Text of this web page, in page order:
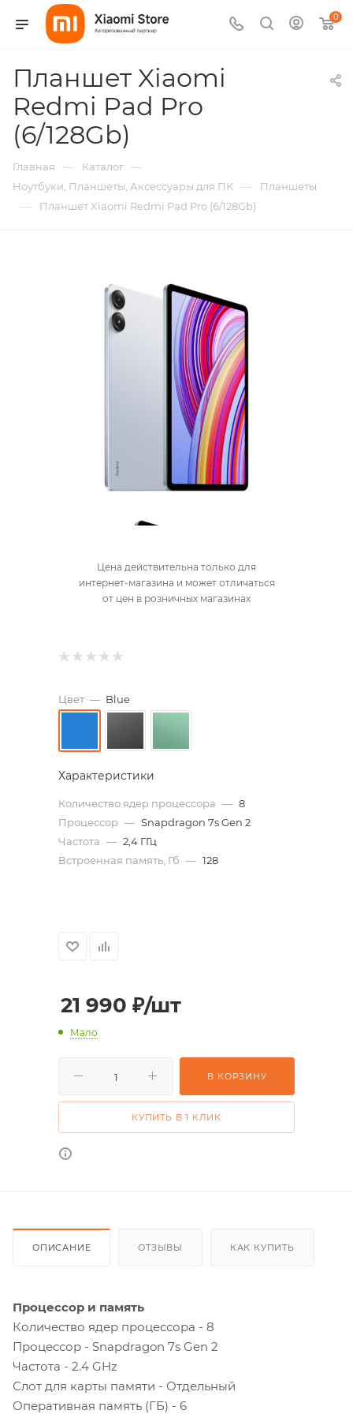
0
Планшет Xiaomi
Redmi Pad Pro
(6/128Gb)
Главная — Каталог —
Ноутбуки, Планшеты, Аксессуары для ПК — Планшеты
— Планшет Xiaomi Redmi Pad Pro (6/128Gb)
Цена действительна только для
интернет-магазина и может отличаться
от цен в розничных магазинах
Цвет — Blue
Характеристики
Количество ядер процессора — 8
Процессор — Snapdragon 7s Gen 2
Частота — 2,4 ГГц
Встроенная память, Гб — 128
21 990 ₽/шт
Мало
В КОРЗИНУ
КУПИТЬ В 1 КЛИК
ОПИСАНИЕ ОТЗЫВЫ КАК КУПИТЬ
Процессор и память
Количество ядер процессора - 8
Процессор - Snapdragon 7s Gen 2
Частота - 2.4 GHz
Слот для карты памяти - Отдельный
Оперативная память (ГБ) - 6